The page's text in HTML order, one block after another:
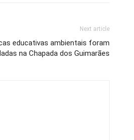
Next article
educativas ambientais foram
na Chapada dos Guimarães